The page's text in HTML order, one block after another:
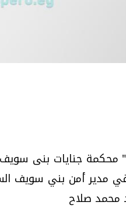
محكمة جنايات بنى
مدير أمن بني سويف
محمد صلاح